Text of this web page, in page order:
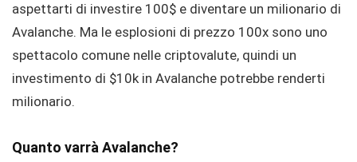
aspettarti di investire 100$ e diventare un milionario di
Avalanche. Ma le esplosioni di prezzo 100x sono uno
spettacolo comune nelle criptovalute, quindi un
investimento di $10k in Avalanche potrebbe renderti
milionario.
Quanto varrà Avalanche?